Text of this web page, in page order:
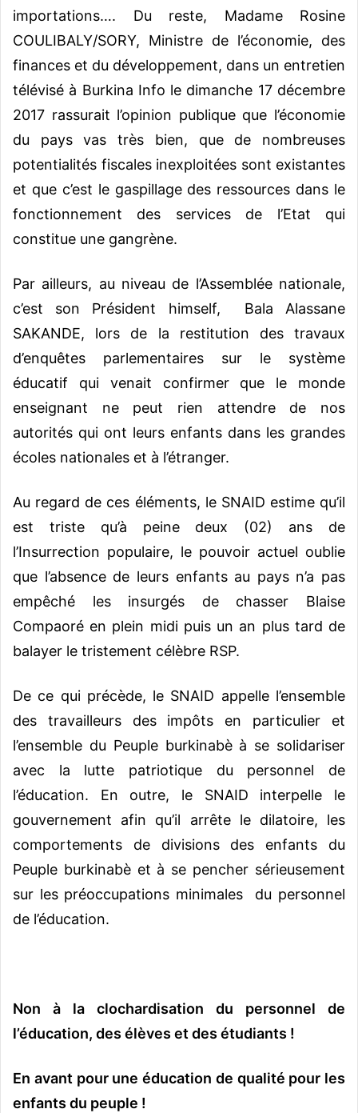
importations…. Du reste, Madame Rosine
COULIBALY/SORY, Ministre de l’économie, des
finances et du développement, dans un entretien
télévisé à Burkina Info le dimanche 17 décembre
2017 rassurait l’opinion publique que l’économie
du pays vas très bien, que de nombreuses
potentialités fiscales inexploitées sont existantes
et que c’est le gaspillage des ressources dans le
fonctionnement des services de l’Etat qui
constitue une gangrène.
Par ailleurs, au niveau de l’Assemblée nationale,
c’est son Président himself, Bala Alassane
SAKANDE, lors de la restitution des travaux
d’enquêtes parlementaires sur le système
éducatif qui venait confirmer que le monde
enseignant ne peut rien attendre de nos
autorités qui ont leurs enfants dans les grandes
écoles nationales et à l’étranger.
Au regard de ces éléments, le SNAID estime qu’il
est triste qu’à peine deux (02) ans de
l’Insurrection populaire, le pouvoir actuel oublie
que l’absence de leurs enfants au pays n’a pas
empêché les insurgés de chasser Blaise
Compaoré en plein midi puis un an plus tard de
balayer le tristement célèbre RSP.
De ce qui précède, le SNAID appelle l’ensemble
des travailleurs des impôts en particulier et
l’ensemble du Peuple burkinabè à se solidariser
avec la lutte patriotique du personnel de
l’éducation. En outre, le SNAID interpelle le
gouvernement afin qu’il arrête le dilatoire, les
comportements de divisions des enfants du
Peuple burkinabè et à se pencher sérieusement
sur les préoccupations minimales du personnel
de l’éducation.
Non à la clochardisation du personnel de
l’éducation, des élèves et des étudiants !
En avant pour une éducation de qualité pour les
enfants du peuple !